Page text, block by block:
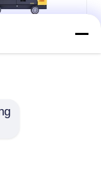
Gebruik
prijs